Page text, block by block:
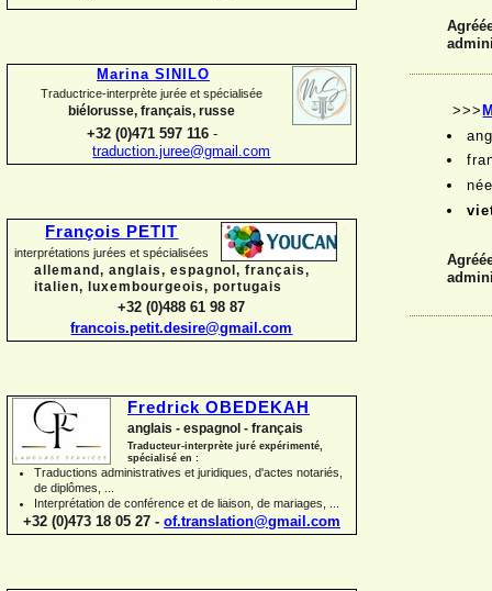
Marina SINILO
Traductrice-interprète jurée et spécialisée
biélorusse, français, russe
+32 (0)471 597 116 -
traduction.juree@gmail.com
François PETIT
interprétations jurées et spécialisées
allemand, anglais, espagnol, français,
italien, luxembourgeois, portugais
+32 (0)488 61 98 87
francois.petit.desire@gmail.com
Fredrick OBEDEKAH
anglais - espagnol - français
Traducteur-interprète juré expérimenté,
spécialisé en :
Traductions administratives et juridiques, d'actes notariés,
de diplômes, ...
Interprétation de conférence et de liaison, de mariages, ...
+32 (0)473 18 05 27 - of.translation@gmail.com
>>>